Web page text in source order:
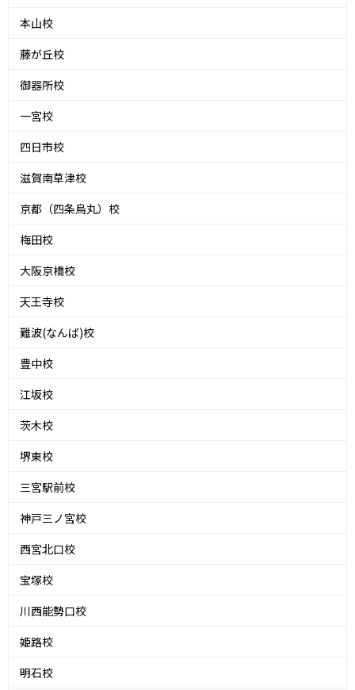
本山校
藤が丘校
御器所校
一宮校
四日市校
滋賀南草津校
京都（四条烏丸）校
梅田校
大阪京橋校
天王寺校
難波(なんば)校
豊中校
江坂校
茨木校
堺東校
三宮駅前校
神戸三ノ宮校
西宮北口校
宝塚校
川西能勢口校
姫路校
明石校